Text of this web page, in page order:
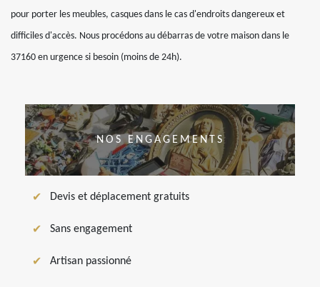
pour porter les meubles, casques dans le cas d'endroits dangereux et
difficiles d'accès. Nous procédons au débarras de votre maison dans le
37160 en urgence si besoin (moins de 24h).
NOS ENGAGEMENTS
Devis et déplacement gratuits
Sans engagement
Artisan passionné